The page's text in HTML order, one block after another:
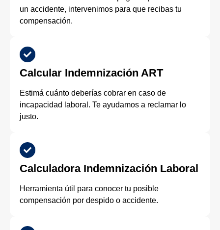
un accidente, intervenimos para que recibas tu
compensación.
Calcular Indemnización ART
Estimá cuánto deberías cobrar en caso de
incapacidad laboral. Te ayudamos a reclamar lo
justo.
Calculadora Indemnización Laboral
Herramienta útil para conocer tu posible
compensación por despido o accidente.